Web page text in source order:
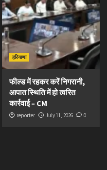
हरियाणा
फील्ड में रहकर करें निगरानी,
आपात स्थिति में हो त्वरित
कार्रवाई – CM
reporter July 11, 2026 0